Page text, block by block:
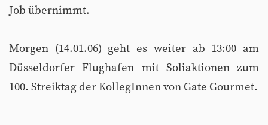
Job übernimmt.
Morgen (14.01.06) geht es weiter ab 13:00 am
Düsseldorfer Flughafen mit Soliaktionen zum
100. Streiktag der KollegInnen von Gate Gourmet.